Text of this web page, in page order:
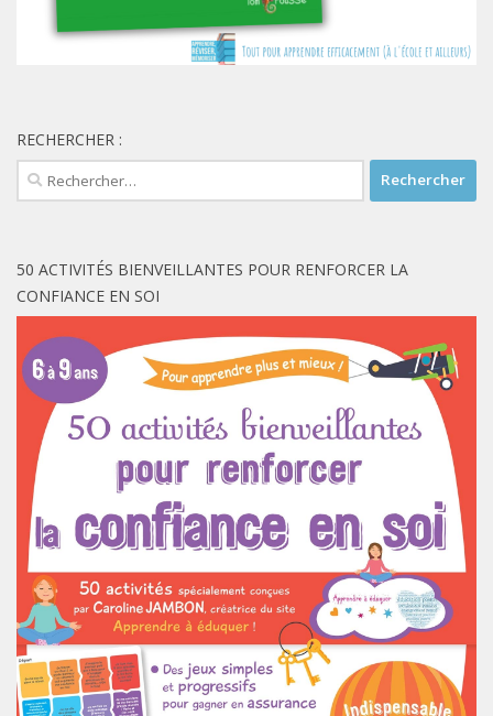
RECHERCHER :
Rechercher :
50 ACTIVITÉS BIENVEILLANTES POUR RENFORCER LA
CONFIANCE EN SOI